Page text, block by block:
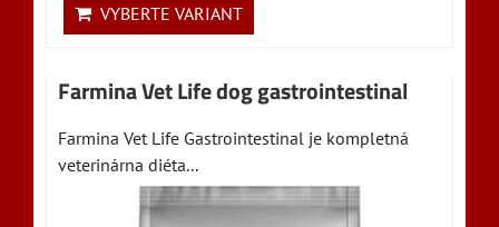
VYBERTE VARIANT
Farmina Vet Life dog gastrointestinal
Farmina Vet Life Gastrointestinal je kompletná
veterinárna diéta...